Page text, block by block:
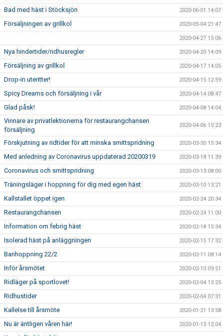
Bad med häst i Stöcksjön 2020-06-01 14:07
Försäljningen av grillkol 2020-05-04 21:47
2020-04-27 15:06
Nya hindertider/ridhusregler 2020-04-20 14:09
Försäljning av grillkol 2020-04-17 14:05
Drop-in uteritter! 2020-04-15 12:59
Spicy Dreams och försäljning i vår 2020-04-14 08:47
Glad påsk! 2020-04-08 14:04
Vinnare av privatlektionerna för restaurangchansen
försäljning
2020-04-06 15:23
Förskjutning av ridtider för att minska smittspridning 2020-03-30 15:34
Med anledning av Coronavirus uppdaterad 20200319 2020-03-18 11:39
Coronavirus och smittspridning 2020-03-13 08:00
Träningsläger i hoppning för dig med egen häst 2020-03-10 13:21
Kallstallet öppet igen 2020-02-24 20:34
Restaurangchansen 2020-02-24 11:00
Information om febrig häst 2020-02-18 15:34
Isolerad häst på anläggningen 2020-02-15 17:32
Banhoppning 22/2 2020-02-11 08:14
Inför årsmötet 2020-02-10 09:51
Ridläger på sportlovet! 2020-02-04 13:25
Ridhustider 2020-02-04 07:31
Kallelse till årsmöte 2020-01-21 13:58
Nu är äntligen våren här! 2020-01-13 12:04